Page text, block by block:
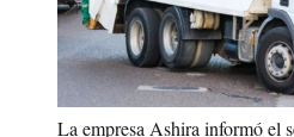
La empresa Ashira informó el